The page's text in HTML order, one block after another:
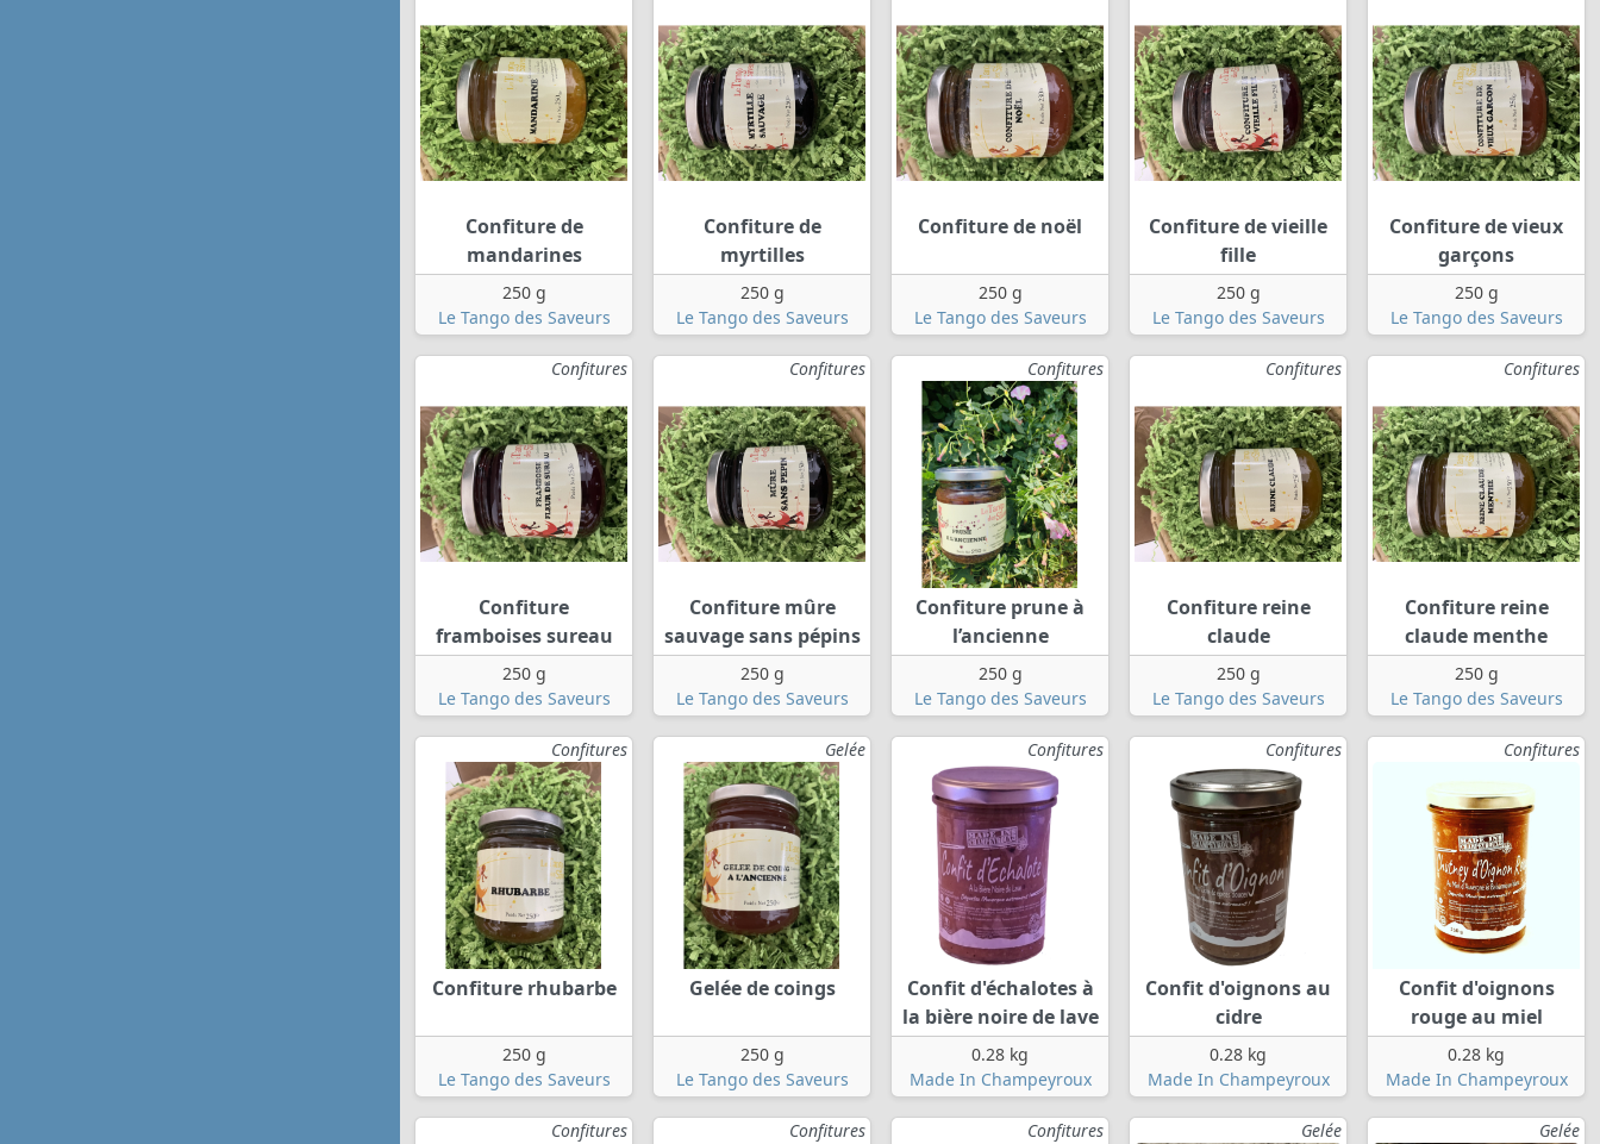
Confiture de
mandarines
250 g
Le Tango des Saveurs
Confiture de
myrtilles
250 g
Le Tango des Saveurs
Confiture de noël
250 g
Le Tango des Saveurs
Confiture de vieille
fille
250 g
Le Tango des Saveurs
Confiture de vieux
garçons
250 g
Le Tango des Saveurs
Confitures
Confiture
framboises sureau
250 g
Le Tango des Saveurs
Confitures
Confiture mûre
sauvage sans pépins
250 g
Le Tango des Saveurs
Confitures
Confiture prune à
l’ancienne
250 g
Le Tango des Saveurs
Confitures
Confiture reine
claude
250 g
Le Tango des Saveurs
Confitures
Confiture reine
claude menthe
250 g
Le Tango des Saveurs
Confitures
Confiture rhubarbe
250 g
Le Tango des Saveurs
Gelée
Gelée de coings
250 g
Le Tango des Saveurs
Confitures
Confit d'échalotes à
la bière noire de lave
0.28 kg
Made In Champeyroux
Confitures
Confit d'oignons au
cidre
0.28 kg
Made In Champeyroux
Confitures
Confit d'oignons
rouge au miel
0.28 kg
Made In Champeyroux
Confitures Confitures Confitures Gelée Gelée